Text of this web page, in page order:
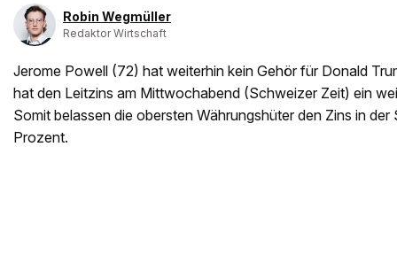
Robin Wegmüller
Redaktor Wirtschaft
Jerome Powell (72) hat weiterhin kein Gehör für Donald
hat den Leitzins am Mittwochabend (Schweizer Zeit) ein
Somit belassen die obersten Währungshüter den Zins in
Prozent.